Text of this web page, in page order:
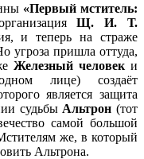
«Первый мститель:
Щ. И. Т.
и теперь на страже
угроза пришла оттуда,
Железный человек и
лице) создаёт
является защита
судьбы Альтрон (тот
самой большой
же, в который
Альтрона.